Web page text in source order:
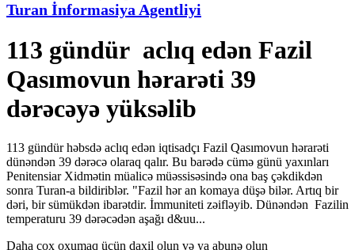
Turan İnformasiya Agentliyi
113 gündür aclıq edən Fazil
Qasımovun hərarəti 39
dərəcəyə yüksəlib
113 gündür həbsdə aclıq edən iqtisadçı Fazil Qasımovun hərarəti
dünəndən 39 dərəcə olaraq qalır. Bu barədə cümə günü yaxınları
Penitensiar Xidmətin müalicə müəssisəsində ona baş çəkdikdən
sonra Turan-a bildiriblər. "Fazil hər an komaya düşə bilər. Artıq bir
dəri, bir sümükdən ibarətdir. İmmuniteti zəifləyib. Dünəndən Fazilin
temperaturu 39 dərəcədən aşağı d&uu...
Daha çox oxumaq üçün daxil olun və ya abunə olun